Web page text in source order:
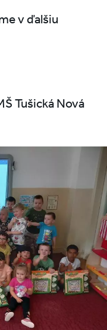
v ďalšiu
Tušická Nová